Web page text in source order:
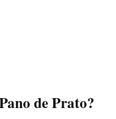
de Prato?